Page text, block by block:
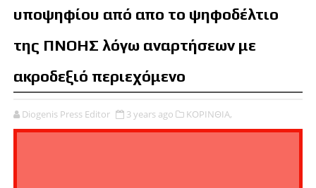
υποψηφίου από απο το ψηφοδέλτιο
της ΠΝΟΗΣ λόγω αναρτήσεων με
ακροδεξιό περιεχόμενο
Diogenis Press Editor 3 years ago ΚΟΡΙΝΘΙΑ,